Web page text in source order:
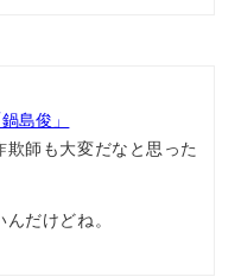
島俊」
師も大変だなと思った
だけどね。